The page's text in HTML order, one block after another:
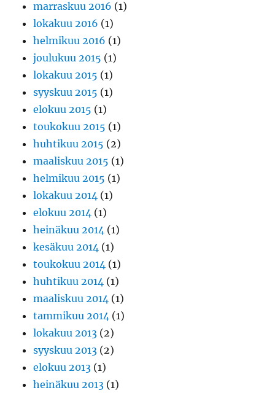
marraskuu 2016 (1)
lokakuu 2016 (1)
helmikuu 2016 (1)
joulukuu 2015 (1)
lokakuu 2015 (1)
syyskuu 2015 (1)
elokuu 2015 (1)
toukokuu 2015 (1)
huhtikuu 2015 (2)
maaliskuu 2015 (1)
helmikuu 2015 (1)
lokakuu 2014 (1)
elokuu 2014 (1)
heinäkuu 2014 (1)
kesäkuu 2014 (1)
toukokuu 2014 (1)
huhtikuu 2014 (1)
maaliskuu 2014 (1)
tammikuu 2014 (1)
lokakuu 2013 (2)
syyskuu 2013 (2)
elokuu 2013 (1)
heinäkuu 2013 (1)